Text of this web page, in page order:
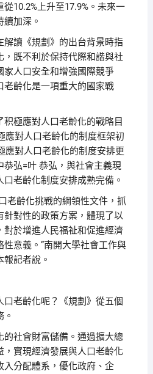
10.2%上升至17.9%。未來一
加深。
解讀《規劃》的出台背景時指
，既不利於保持代際和諧與社
家人口安全和增強國際競爭
老齡化是一項重大的國家戰
極應對人口老齡化的戰略目
應對人口老齡化的制度框架初
應對人口老齡化的制度安排更
弘=叶 恭弘，與社會主義現
老齡化制度安排成熟完備。
老齡化挑戰的綱領性文件，抓
針對性的政策方案，體現了以
對於增進人民福祉和促進經濟
意義。”南開大學社會工作與
記者說。
老齡化呢？《規劃》從五個
社會財富儲備。通過擴大總
，實現經濟發展與人口老齡化
入分配體系，優化政府、企